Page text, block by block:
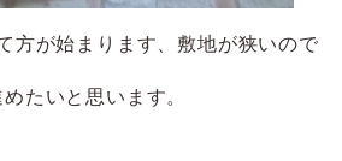
方が始まります、敷地が狭いので
たいと思います。